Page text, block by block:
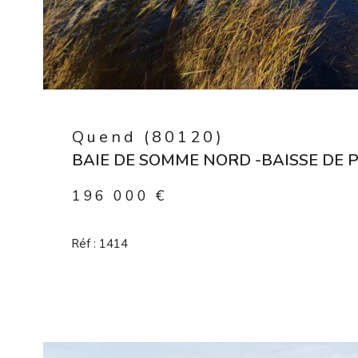
Quend (80120)
BAIE DE SOMME NORD -BAISSE DE
196 000 €
Réf : 1414